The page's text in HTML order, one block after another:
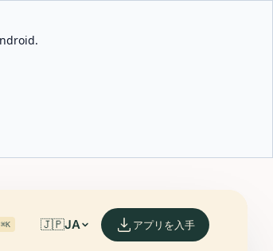
⌘K 🇯🇵JA アプリを入手